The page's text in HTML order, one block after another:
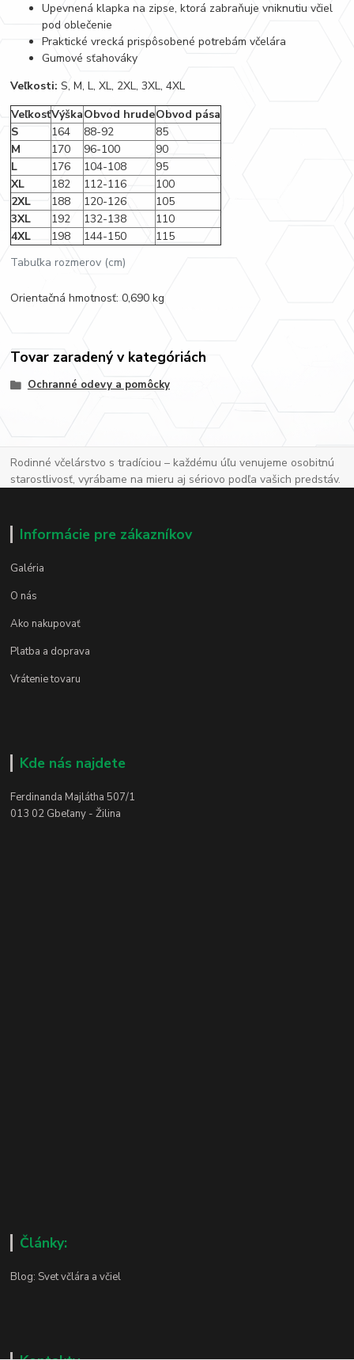
Upevnená klapka na zipse, ktorá zabraňuje vniknutiu včiel
pod oblečenie
Praktické vrecká prispôsobené potrebám včelára
Gumové sťahováky
Veľkosti: S, M, L, XL, 2XL, 3XL, 4XL
VeľkosťVýškaObvod hrudeObvod pása
Tabuľka rozmerov (cm)
S 164 88-92
85
M
170 96-100
90
L
176 104-108
95
XL
182 112-116
100
2XL
188 120-126
105
3XL
192 132-138
110
4XL
198 144-150 115
Orientačná hmotnosť: 0,690 kg
Tovar zaradený v kategóriách
Ochranné odevy a pomôcky
Rodinné včelárstvo s tradíciou – každému úľu venujeme osobitnú
starostlivosť, vyrábame na mieru aj sériovo podľa vašich predstáv.
Informácie pre zákazníkov
Galéria
O nás
Ako nakupovať
Platba a doprava
Vrátenie tovaru
Kde nás najdete
Ferdinanda Majlátha 507/1
013 02 Gbeľany - Žilina
Články:
Blog: Svet včlára a včiel